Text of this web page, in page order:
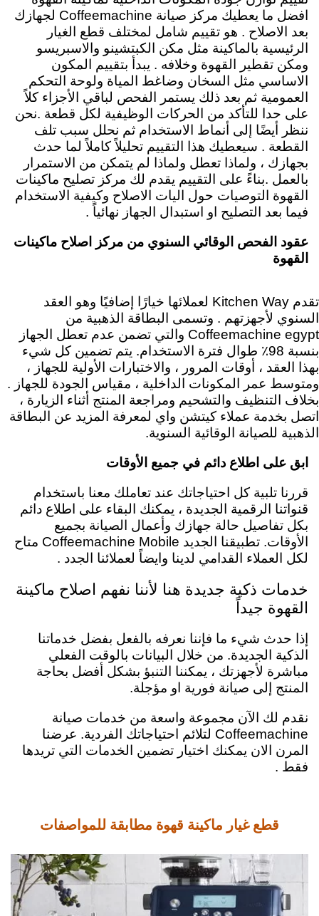
افضل ما يعطيك مركز صيانة Coffeemachine لجهازك
بعد الاصلاح . هو تقييم شامل لمختلف قطع الغيار
الرئيسية بالماكينة مثل مكن الكبتشينو والاسبريسو
ومكن تقطير القهوة وخلافه . يبدأ بتقييم المكون
الاساسي مثل السخان وضاغط المياة ولوحة التحكم
العمومية ثم بعد ذلك يستمر الفحص لباقي الأجزاء كلاً
على حدا للتأكد من الحركات الوظيفية لكل قطعة .نحن
ننظر أيضًا إلى أنماط الاستخدام ثم نحلل سبب تلف
القطعة . سيعطيك هذا التقييم تحليلاً كاملاً لما حدث
بجهازك ، ولماذا تعطل ولماذا لم يتمكن من الاستمرار
بالعمل .بناءً على التقييم يقدم لك مركز تصليح ماكينات
القهوة التوصيات حول اليات الاصلاح وكيفية الاستخدام
فيما بعد التصليح او استبدال الجهاز نهائياً .
عقود الفحص الوقائي السنوي من مركز اصلاح ماكينات
القهوة
تقدم Kitchen Way لعملائها خيارًا إضافيًا وهو العقد
السنوي لأجهزتهم . وتسمى البطاقة الذهبية من
Coffeemachine egypt والتي تضمن عدم تعطل الجهاز
بنسبة 98٪ طوال فترة الاستخدام. يتم تضمين كل شيء
بهذا العقد ، أوقات المرور ، والاختبارات الأولية للجهاز ،
ومتوسط عمر المكونات الداخلية ، مقياس الجودة للجهاز .
بخلاف التنظيف والتشحيم ومراجعة المنتج أثناء الزيارة ،
اتصل بخدمة عملاء كيتشن واي لمعرفة المزيد عن البطاقة
الذهبية للصيانة الوقائية السنوية.
ابق على اطلاع دائم في جميع الأوقات
قررنا تلبية كل احتياجاتك عند تعاملك معنا باستخدام
قنواتنا الرقمية الجديدة ، يمكنك البقاء على اطلاع دائم
بكل تفاصيل حالة جهازك وأعمال الصيانة بجميع
الأوقات. تطبيقنا الجديد Coffeemachine Mobile متاح
لكل العملاء القدامي لدينا وايضاً لعملائنا الجدد .
خدمات ذكية جديدة هنا لأننا نفهم اصلاح ماكينة
القهوة جيداً
إذا حدث شيء ما فإننا نعرفه بالفعل بفضل خدماتنا
الذكية الجديدة. من خلال البيانات بالوقت الفعلي
مباشرة لأجهزتك ، يمكننا التنبؤ بشكل أفضل بحاجة
المنتج إلى صيانة فورية او مؤجلة.
نقدم لك الآن مجموعة واسعة من خدمات صيانة
Coffeemachine لتلائم احتياجاتك الفردية.
عرضنا
المرن الان يمكنك اختيار تضمين الخدمات التي تريدها
فقط .
قطع غيار ماكينة قهوة مطابقة للمواصفات